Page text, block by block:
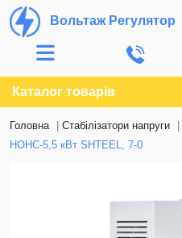
Вольтаж Регулятор
Каталог товарів
Головна Стабілізатори напруги
НОНС-5,5 кВт SHTEEL, 7-0